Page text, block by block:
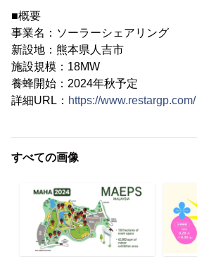
■概要
事業名：ソーラーシェアリング
新設地：熊本県人吉市
施設規模：18MW
養蜂開始：2024年秋予定
詳細URL： https://www.restargp.com/
すべての画像